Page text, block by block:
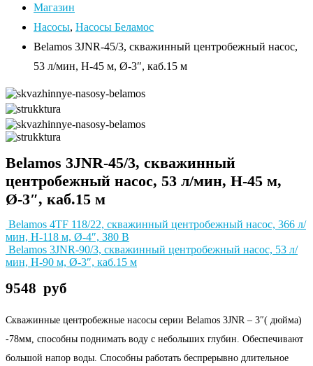
Магазин
Насосы, Насосы Беламос
Belamos 3JNR-45/3, скважинный центробежный насос,
53 л/мин, Н-45 м, Ø-3″, каб.15 м
Belamos 3JNR-45/3, скважинный
центробежный насос, 53 л/мин, Н-45 м,
Ø-3″, каб.15 м
Belamos 4TF 118/22, скважинный центробежный насос, 366 л/
мин, Н-118 м, Ø-4″, 380 В
Belamos 3JNR-90/3, скважинный центробежный насос, 53 л/
мин, Н-90 м, Ø-3″, каб.15 м
9548 руб
Скважинные центробежные насосы серии Belamos 3JNR – 3″( дюйма)
-78мм, способны поднимать воду с небольших глубин. Обеспечивают
большой напор воды. Способны работать беспрерывно длительное